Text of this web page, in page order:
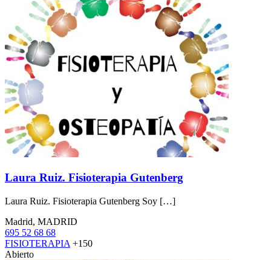
Laura Ruiz. Fisioterapia Gutenberg
Laura Ruiz. Fisioterapia Gutenberg Soy […]
Madrid, MADRID
695 52 68 68
FISIOTERAPIA +150
Abierto